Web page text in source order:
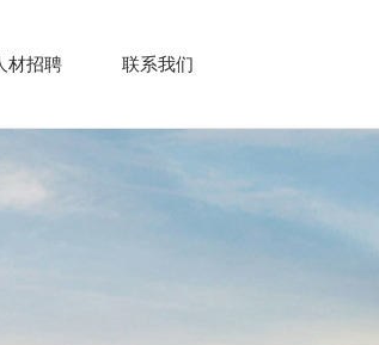
材招聘 联系我们